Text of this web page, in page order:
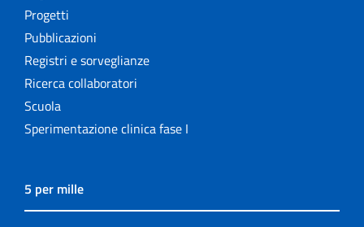
Progetti
Pubblicazioni
Registri e sorveglianze
Ricerca collaboratori
Scuola
Sperimentazione clinica fase I
5 per mille